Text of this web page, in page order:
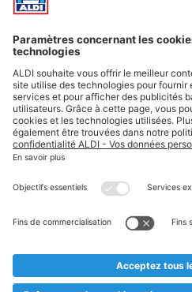
Infos essentielles
Suivez ALDI
Textes marqués d'un astérisque et
* Nous vendons ces articles
au cas où, malgré le planning bien
prématurément en rupture de
** Sur ce site, l’utilisation de la